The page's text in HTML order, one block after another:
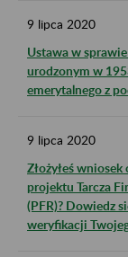
9 lipca 2020
Ustawa w
urodzonym w
emerytalnego z
9 lipca 2020
Złożyłeś
projektu Tarcza
(PFR)? Dowiedz
weryfikacji